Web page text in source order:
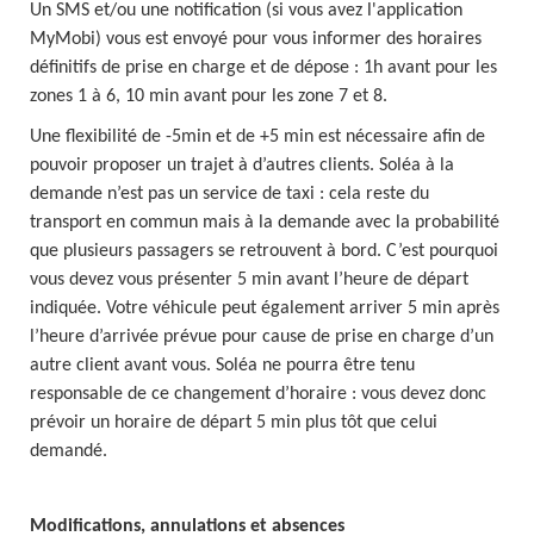
Un SMS et/ou une notification (si vous avez l'application
MyMobi) vous est envoyé pour vous informer des horaires
définitifs de prise en charge et de dépose : 1h avant pour les
zones 1 à 6, 10 min avant pour les zone 7 et 8.
Une flexibilité de -5min et de +5 min est nécessaire afin de
pouvoir proposer un trajet à d’autres clients. Soléa à la
demande n’est pas un service de taxi : cela reste du
transport en commun mais à la demande avec la probabilité
que plusieurs passagers se retrouvent à bord. C’est pourquoi
vous devez vous présenter 5 min avant l’heure de départ
indiquée. Votre véhicule peut également arriver 5 min après
l’heure d’arrivée prévue pour cause de prise en charge d’un
autre client avant vous. Soléa ne pourra être tenu
responsable de ce changement d’horaire : vous devez donc
prévoir un horaire de départ 5 min plus tôt que celui
demandé.
Modifications, annulations et absences